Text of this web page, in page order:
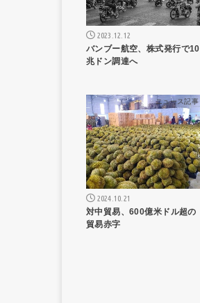
2023.12.12
バンブー航空、株式発行で10
兆ドン調達へ
ニュース記事
2024.10.21
対中貿易、600億米ドル超の
貿易赤字